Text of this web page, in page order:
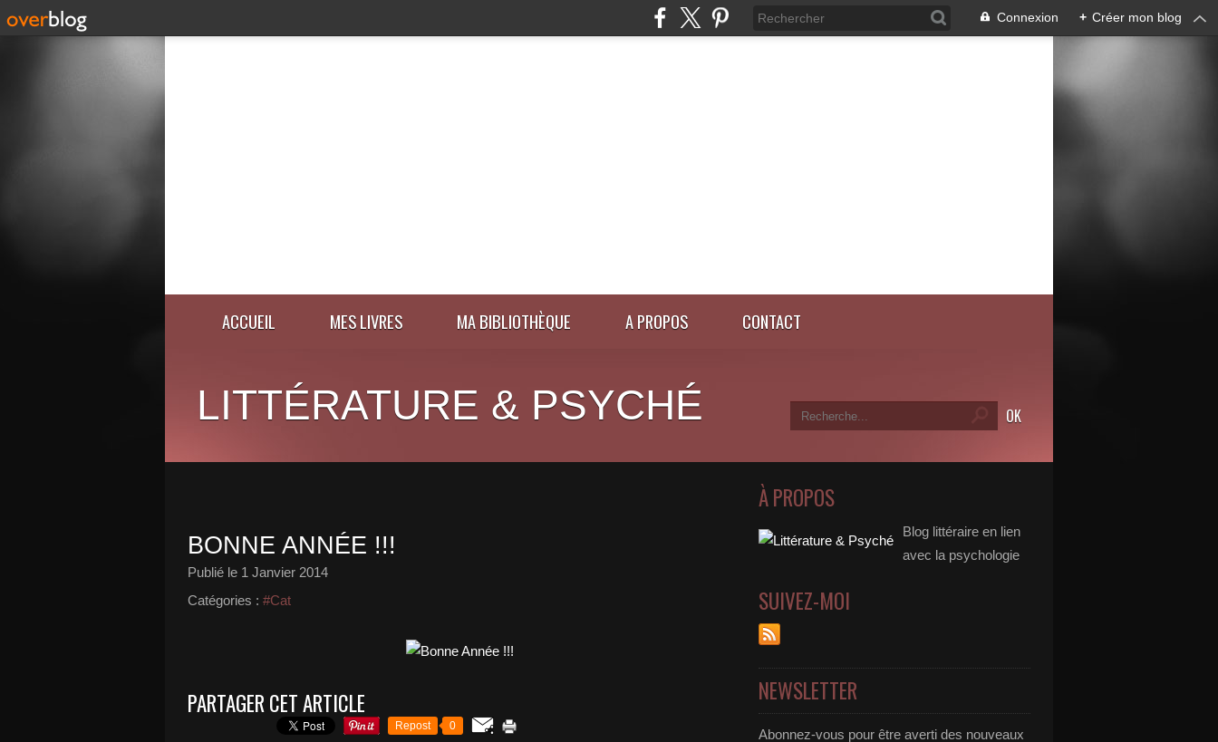
Connexion + Créer mon blog
ACCUEIL MES LIVRES MA BIBLIOTHÈQUE A PROPOS CONTACT
LITTÉRATURE & PSYCHÉ
BONNE ANNÉE !!!
Publié le 1 Janvier 2014
Catégories : #Cat
PARTAGER CET ARTICLE
Repost 0
À PROPOS
Blog littéraire en lien
avec la psychologie
SUIVEZ-MOI
NEWSLETTER
Abonnez-vous pour être averti des nouveaux